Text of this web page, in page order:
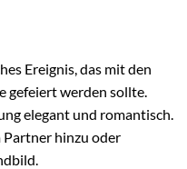
Ereignis, das mit den
gefeiert werden sollte.
elegant und romantisch.
Partner hinzu oder